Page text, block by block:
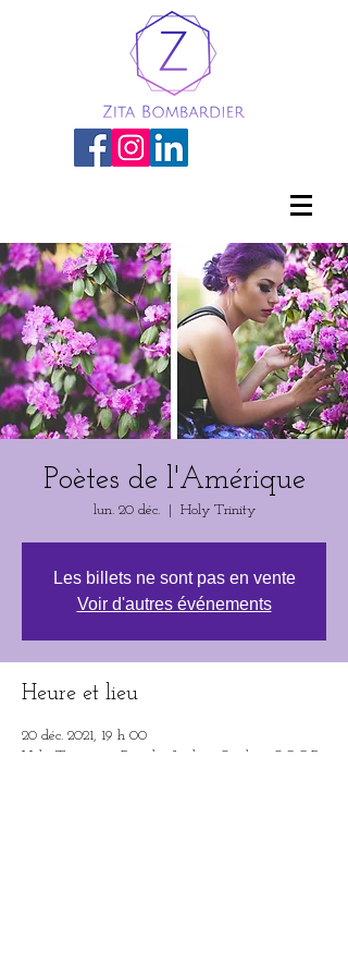
Poètes de l'Amérique
lun. 20 déc.
  |
Holy Trinity
Les billets ne sont pas en vente
Voir d'autres événements
Heure et lieu
20 déc. 2021, 19 h 00
Holy Trinity, 31 Rue des Jardins, Québec, QC G1R